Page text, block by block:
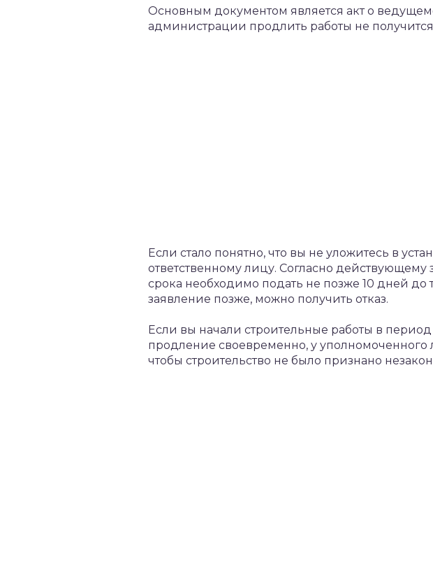
Основным документом является акт о
администрации продлить работы не
Если стало понятно, что вы не уложитесь в
ответственному лицу. Согласно действующему
срока необходимо подать не позже 10 дней до
заявление позже, можно получить отказ.
Если вы начали строительные работы в
продление своевременно, у уполномоченного
чтобы строительство не было признано